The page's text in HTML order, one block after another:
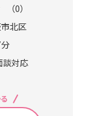
（0）
北区
談対応